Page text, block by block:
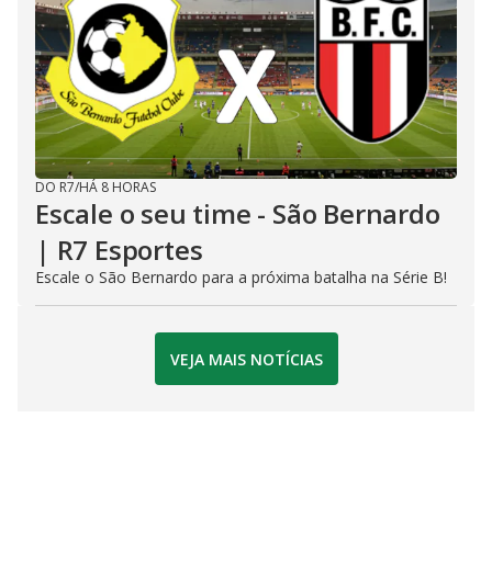
DO R7/HÁ 8 HORAS
Escale o seu time - São Bernardo
| R7 Esportes
Escale o São Bernardo para a próxima batalha na Série B!
VEJA MAIS NOTÍCIAS